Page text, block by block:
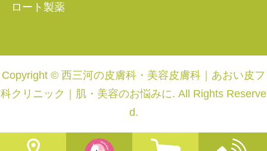
ロート製薬
Copyright © 西三河の皮膚科・美容皮膚科｜あおい皮フ
科クリニック｜肌・美容のお悩みに. All Rights Reserve
d.